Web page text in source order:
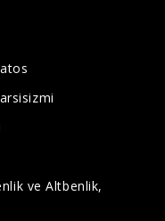
ve Altbenlik,